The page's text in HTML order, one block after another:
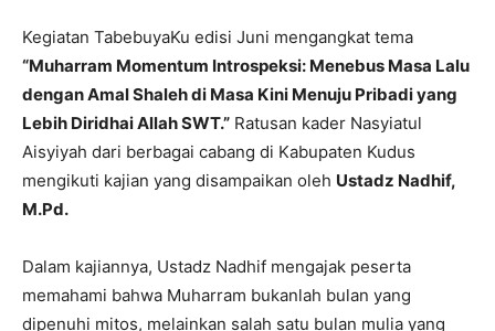
Kegiatan TabebuyaKu edisi Juni mengangkat tema
“Muharram Momentum Introspeksi: Menebus Masa Lalu
dengan Amal Shaleh di Masa Kini Menuju Pribadi yang
Lebih Diridhai Allah SWT.” Ratusan kader Nasyiatul
Aisyiyah dari berbagai cabang di Kabupaten Kudus
mengikuti kajian yang disampaikan oleh Ustadz Nadhif,
M.Pd.
Dalam kajiannya, Ustadz Nadhif mengajak peserta
memahami bahwa Muharram bukanlah bulan yang
dipenuhi mitos, melainkan salah satu bulan mulia yang